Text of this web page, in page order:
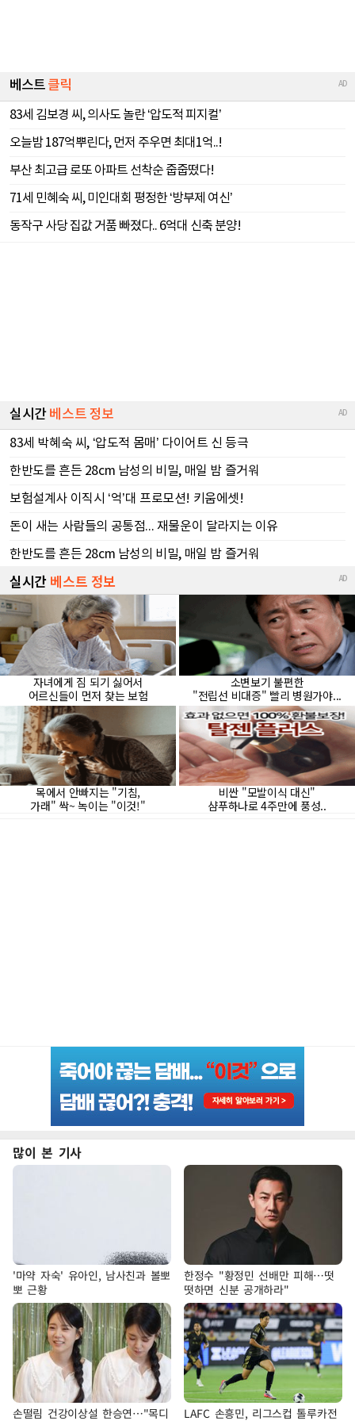
많이 본 기사
'마약 자숙' 유아인, 남사친과 볼뽀
뽀 근황
한정수 "황정민 선배만 피해…떳
떳하면 신분 공개하라"
손떨림 건강이상설 한승연…"목디
LAFC 손흥민, 리그스컵 톨루카전